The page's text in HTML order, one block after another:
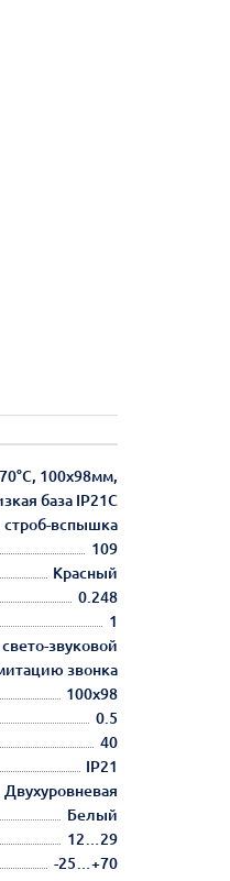
100х98мм,
база IP21C
строб-вспышка
109
Красный
0.248
1
звуковой
звонка
100х98
0.5
40
IP21
Двухуровневая
Белый
12…29
-25…+70